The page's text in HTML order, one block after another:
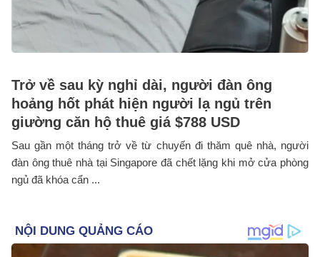
Trở về sau kỳ nghỉ dài, người đàn ông
hoảng hốt phát hiện người lạ ngủ trên
giường căn hộ thuê giá $788 USD
Sau gần một tháng trở về từ chuyến đi thăm quê nhà, người
đàn ông thuê nhà tại Singapore đã chết lặng khi mở cửa phòng
ngủ đã khóa cẩn ...